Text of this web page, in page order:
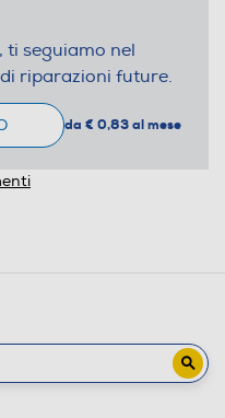
ti seguiamo nel
riparazioni future.
da € 0,83 al mese